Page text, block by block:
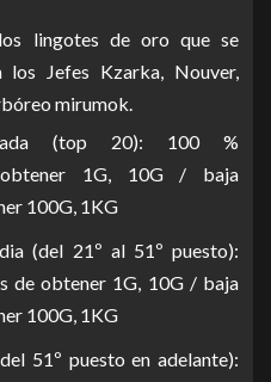
lingotes de oro que se
Jefes Kzarka, Nouver,
mirumok.
(top 20): 100 %
1G, 10G / baja
100G, 1KG
(del 21º al 51º puesto):
de obtener 1G, 10G / baja
100G, 1KG
51º puesto en adelante):